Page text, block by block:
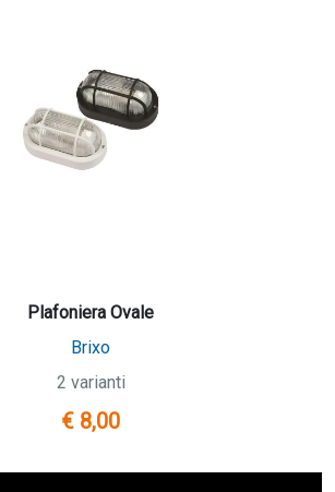
Plafoniera Ovale
Brixo
2 varianti
€ 8,00